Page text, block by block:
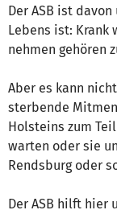
Der ASB ist
Lebens ist: Krank
nehmen gehören
Aber es kann
sterbende
Holsteins zum
warten oder sie
Rendsburg oder
Der ASB hilft hier